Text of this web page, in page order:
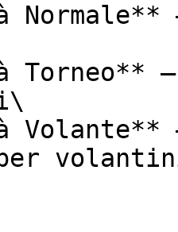
Torneo** –